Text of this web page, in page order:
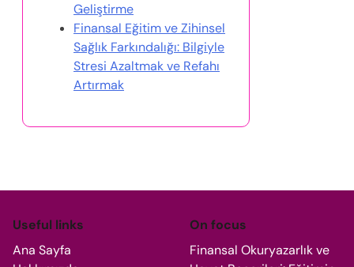
Geliştirme
Finansal Eğitim ve Zihinsel
Sağlık Farkındalığı: Bilgiyle
Stresi Azaltmak ve Refahı
Artırmak
Useful links
Ana Sayfa
On focus
Finansal Okuryazarlık ve